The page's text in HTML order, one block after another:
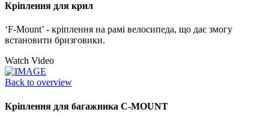
Кріплення для крил
‘F-Mount’ - кріплення на рамі велосипеда, що дає змогу
встановити бризговики.
Watch Video
Back to overview
Кріплення для багажника C-MOUNT